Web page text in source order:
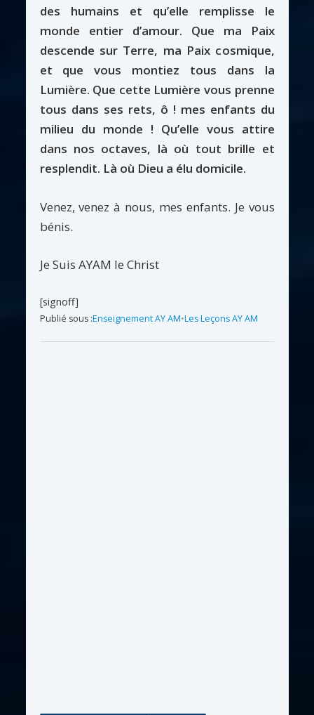
des humains et qu’elle remplisse le
monde entier d’amour. Que ma Paix
descende sur Terre, ma Paix cosmique,
et que vous montiez tous dans la
Lumière. Que cette Lumière vous prenne
tous dans ses rets, ô ! mes enfants du
milieu du monde ! Qu’elle vous attire
dans nos octaves, là où tout brille et
resplendit. Là où Dieu a élu domicile.
Venez, venez à nous, mes enfants. Je vous
bénis.
Je Suis AYAM le Christ
[signoff]
Publié sous :Enseignement AY AM•Les Leçons AY AM